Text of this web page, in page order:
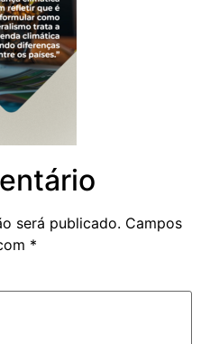
será publicado. Campos
*